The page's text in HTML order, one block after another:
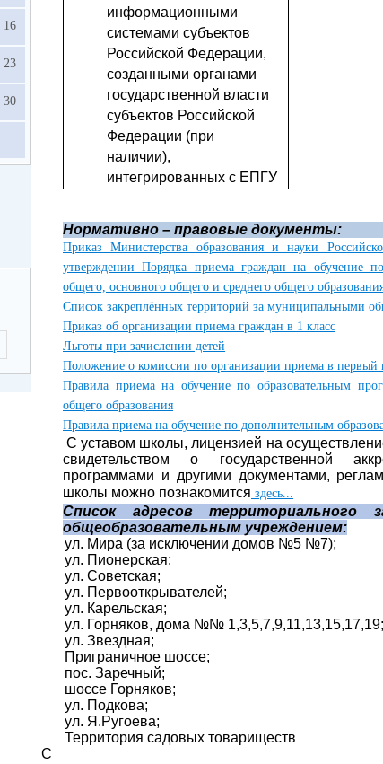
информационными
системами субъектов
Российской Федерации,
созданными органами
государственной власти
субъектов Российской
Федерации (при
наличии),
интегрированных с ЕПГУ
Нормативно – правовые документы:
Приказ Министерства образования и науки
утверждении Порядка приема граждан на обучение
общего, основного общего и среднего общего
Список закреплённых территорий за муниципальными
Приказ об организации приема граждан в 1 класс
Льготы при зачислении детей
Положение о комиссии по организации приема в первый
Правила приема на обучение по образовательным
общего образования
Правила приема на обучение по дополнительным
С уставом школы, лицензией на
свидетельством о государственной
программами и другими документами,
школы можно познакомится здесь...
Список адресов территориального
общеобразовательным учреждением:
ул. Мира (за исключении домов №5 №7);
ул. Пионерская;
ул. Советская;
ул. Первооткрывателей;
ул. Карельская;
ул. Горняков, дома №№ 1,3,5,7,9,11,13,15,17,19;
ул. Звездная;
Приграничное шоссе;
пос. Заречный;
шоссе Горняков;
ул. Подкова;
ул. Я.Ругоева;
Территория садовых товариществ
С
16
23
30